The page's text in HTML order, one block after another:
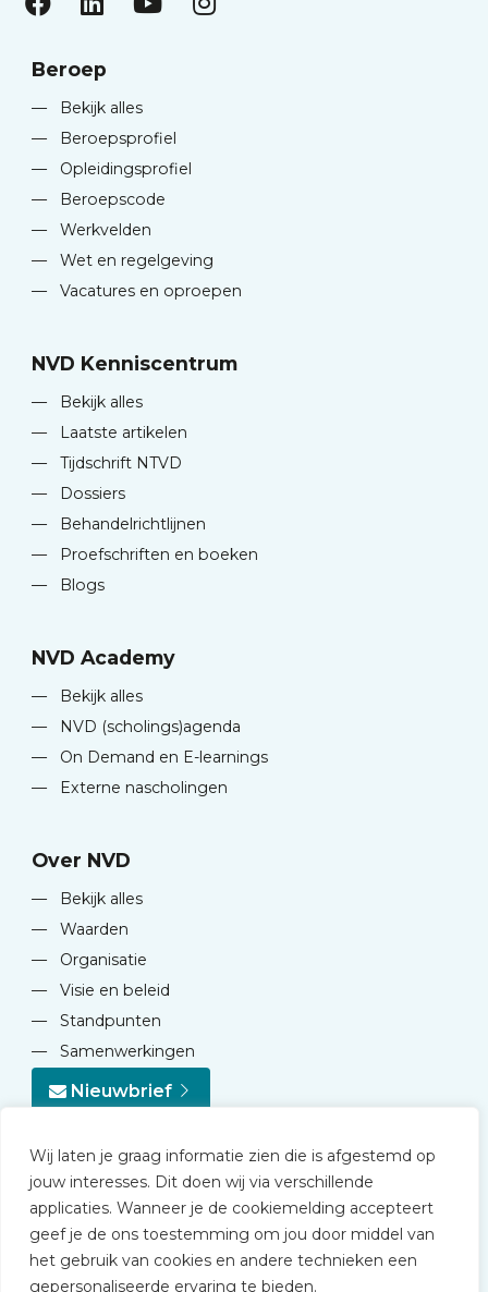
Wij laten je graag informatie zien die is afgestemd op
jouw interesses. Dit doen wij via verschillende
applicaties. Wanneer je de cookiemelding accepteert
geef je de ons toestemming om jou door middel van
het gebruik van cookies en andere technieken een
gepersonaliseerde ervaring te bieden.
Beroep
—
Bekijk alles
—
Beroepsprofiel
—
Opleidingsprofiel
—
Beroepscode
—
Werkvelden
—
Wet en regelgeving
—
Vacatures en oproepen
NVD Kenniscentrum
—
Bekijk alles
—
Laatste artikelen
—
Tijdschrift NTVD
—
Dossiers
—
Behandelrichtlijnen
—
Proefschriften en boeken
—
Blogs
NVD Academy
—
Bekijk alles
—
NVD (scholings)agenda
—
On Demand en E-learnings
—
Externe nascholingen
Over NVD
—
Bekijk alles
—
Waarden
—
Organisatie
—
Visie en beleid
—
Standpunten
—
Samenwerkingen
Nieuwbrief
© 2026 NVD
Privacy statement